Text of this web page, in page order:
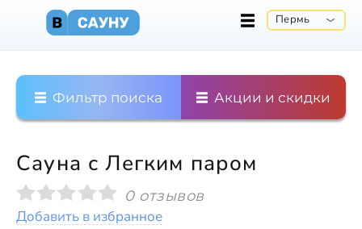
Пермь
Фильтр поиска Акции и скидки
Сауна с Легким паром
0 отзывов
Добавить в избранное